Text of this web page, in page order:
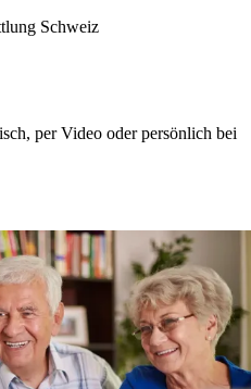
Schweiz
per Video oder persönlich bei